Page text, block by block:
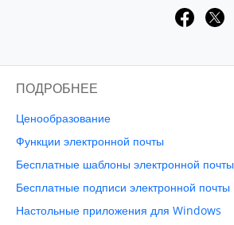
ПОДРОБНЕЕ
Ценообразование
Функции электронной почты
Бесплатные шаблоны электронной почты
Бесплатные подписи электронной почты
Настольные приложения для Windows